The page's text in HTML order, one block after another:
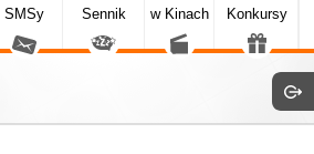
SMSy Sennik w Kinach Konkursy